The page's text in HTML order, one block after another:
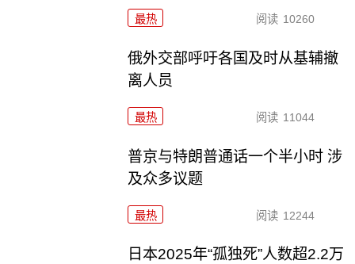
最热 阅读 10260
俄外交部呼吁各国及时从基辅撤
离人员
最热 阅读 11044
普京与特朗普通话一个半小时 涉
及众多议题
最热 阅读 12244
日本2025年“孤独死”人数超2.2万